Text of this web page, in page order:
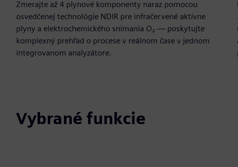
Zmerajte až 4 plynové komponenty naraz pomocou
osvedčenej technológie NDIR pre infračervené aktívne
plyny a elektrochemického snímania O₂ — poskytujte
komplexný prehľad o procese v reálnom čase v jednom
integrovanom analyzátore.
Vybrané funkcie